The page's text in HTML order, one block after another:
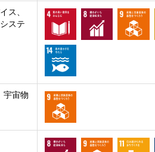
ス、
ステ
宇宙物